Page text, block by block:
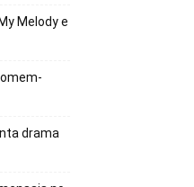
Melody e
drama